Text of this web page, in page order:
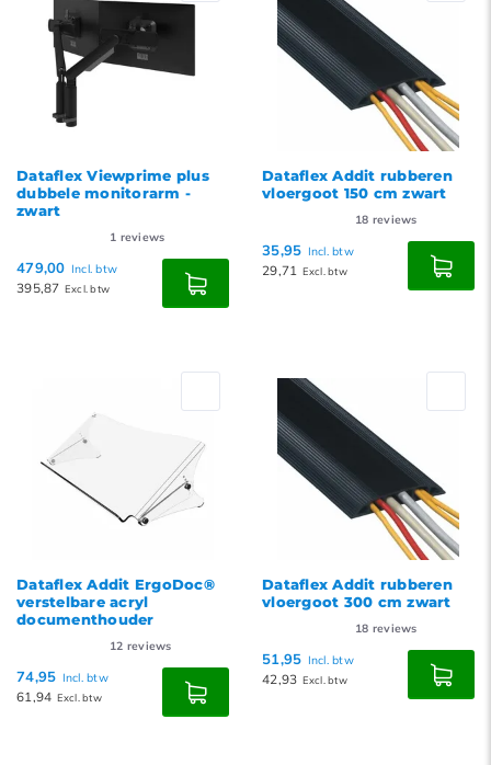
Dataflex Viewprime plus
dubbele monitorarm -
zwart
1 reviews
479,00 Incl. btw
395,87 Excl. btw
Dataflex Addit rubberen
vloergoot 150 cm zwart
18 reviews
35,95 Incl. btw
29,71 Excl. btw
Dataflex Addit ErgoDoc®
verstelbare acryl
documenthouder
12 reviews
74,95 Incl. btw
61,94 Excl. btw
Dataflex Addit rubberen
vloergoot 300 cm zwart
18 reviews
51,95 Incl. btw
42,93 Excl. btw